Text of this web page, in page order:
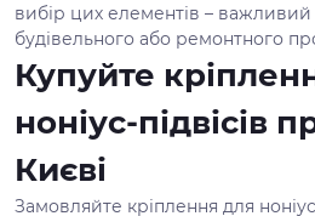
вибір цих елементів – важливий
будівельного або ремонтного
Купуйте
ноніус-підвісів
Києві
Замовляйте кріплення для